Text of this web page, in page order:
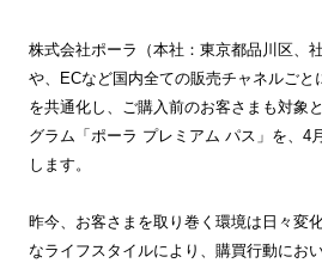
株式会社ポーラ（本社：東京都品川区、
や、ECなど国内全ての販売チャネルごと
を共通化し、ご購入前のお客さまも対象
グラム「ポーラ プレミアム パス」を、4
します。
昨今、お客さまを取り巻く環境は日々変
なライフスタイルにより、購買行動にお